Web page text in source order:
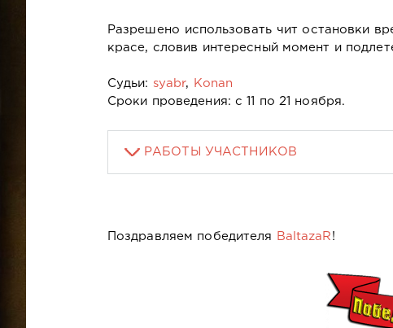
Разрешено использовать чит остановки
красе, словив интересный момент и
Судьи: syabr,
Konan
Сроки проведения: с 11 по 21 ноября.
РАБОТЫ УЧАСТНИКОВ
Поздравляем победителя BaltazaR !